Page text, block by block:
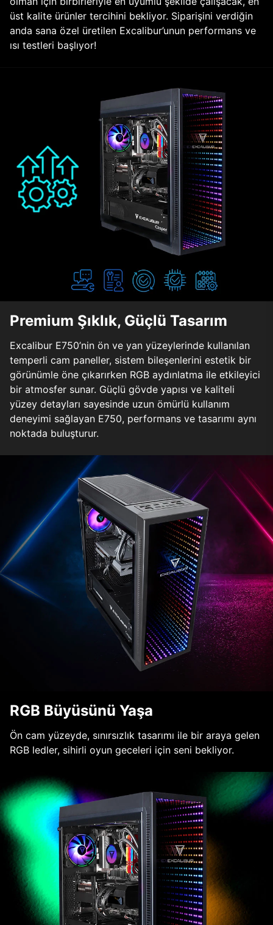
üst kalite ürünler tercihini bekliyor. Siparişini verdiğin
anda sana özel üretilen Excalibur’unun performans ve
ısı testleri başlıyor!
Premium Şıklık, Güçlü Tasarım
Excalibur E750’nin ön ve yan yüzeylerinde kullanılan
temperli cam paneller, sistem bileşenlerini estetik bir
görünümle öne çıkarırken RGB aydınlatma ile etkileyici
bir atmosfer sunar. Güçlü gövde yapısı ve kaliteli
yüzey detayları sayesinde uzun ömürlü kullanım
deneyimi sağlayan E750, performans ve tasarımı aynı
noktada buluşturur.
RGB Büyüsünü Yaşa
Ön cam yüzeyde, sınırsızlık tasarımı ile bir araya gelen
RGB ledler, sihirli oyun geceleri için seni bekliyor.